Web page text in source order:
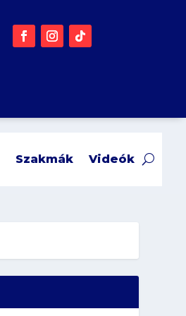
Szakmák Videók